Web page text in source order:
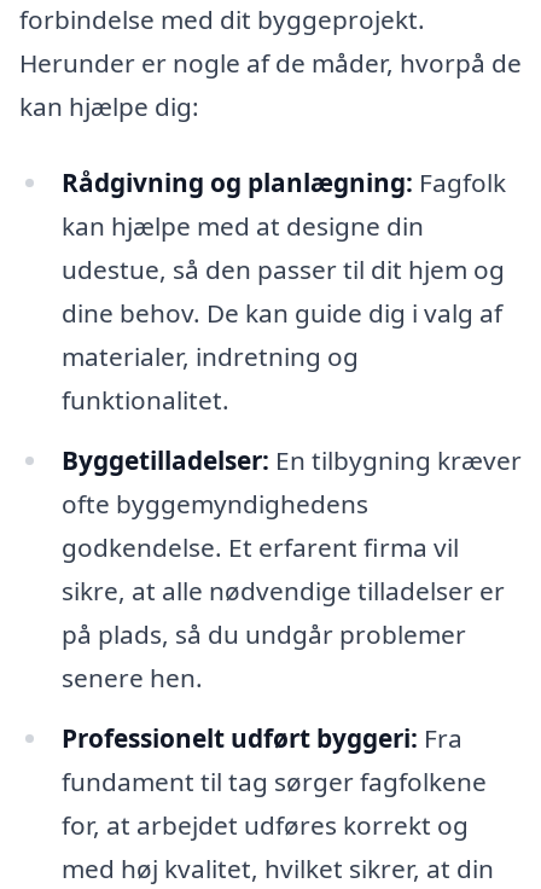
forbindelse med dit byggeprojekt.
Herunder er nogle af de måder, hvorpå de
kan hjælpe dig:
Rådgivning og planlægning: Fagfolk
kan hjælpe med at designe din
udestue, så den passer til dit hjem og
dine behov. De kan guide dig i valg af
materialer, indretning og
funktionalitet.
Byggetilladelser: En tilbygning kræver
ofte byggemyndighedens
godkendelse. Et erfarent firma vil
sikre, at alle nødvendige tilladelser er
på plads, så du undgår problemer
senere hen.
Professionelt udført byggeri: Fra
fundament til tag sørger fagfolkene
for, at arbejdet udføres korrekt og
med høj kvalitet, hvilket sikrer, at din